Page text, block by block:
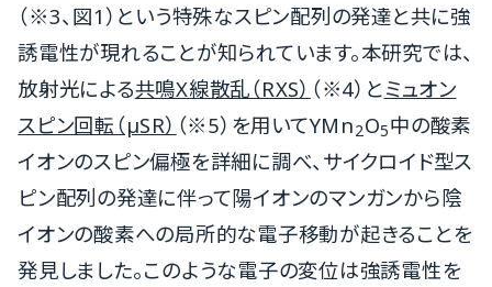
（※3、図1）という特殊なスピン配列の発達と共に強
誘電性が現れることが知られています。本研究では、
放射光による共鳴X線散乱（RXS） （※4）とミュオン
スピン回転（µSR） （※5）を用いてYMn2O5中の酸素
イオンのスピン偏極を詳細に調べ、サイクロイド型ス
ピン配列の発達に伴って陽イオンのマンガンから陰
イオンの酸素への局所的な電子移動が起きることを
発見しました。このような電子の変位は強誘電性を